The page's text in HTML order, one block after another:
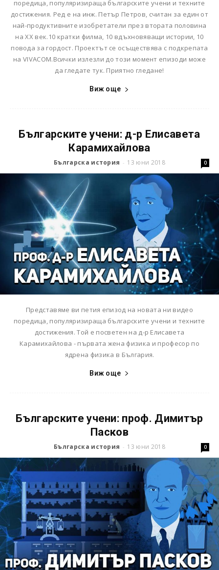
поредица, популяризираща българските учени и техните
достижения. Ред е на инж. Петър Петров, считан за един от
най-продуктивните изобретатели през втората половина
на XX век.10 кратки филма, 10 вдъхновяващи истории, 10
повода за гордост. Проектът се осъществява с подкрепата
на VIVACOM.Всички излезли до този момент епизоди може
да гледате тук. Приятно гледане!
Виж още
Българските учени: д-р Елисавета
Карамихайлова
Българска история - 13 юни 2018 0
Представяме ви петия епизод на новата ни видео
поредица, популяризираща българските учени и техните
достижения. Той е посветен на д-р Елисавета
Карамихайлова - първата жена физика и професор по
ядрена физика в България.
Виж още
Българските учени: проф. Димитър
Пасков
Българска история - 13 юни 2018 0